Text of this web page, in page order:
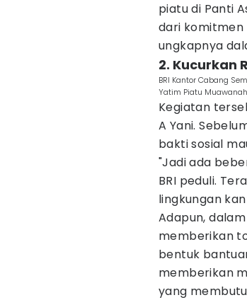
piatu di Panti
dari komitmen
ungkapnya
2. Kucurkan
BRI Kantor Cabang
Yatim Piatu
Kegiatan
A Yani.
bakti sosial
"Jadi ada
BRI peduli.
lingkungan
Adapun,
memberikan
bentuk
memberikan
yang